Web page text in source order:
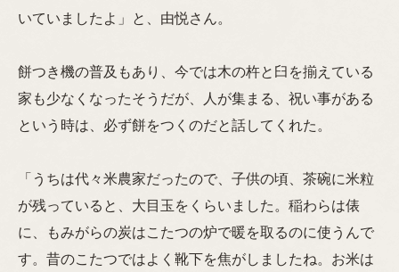
いていましたよ」と、由悦さん。
餅つき機の普及もあり、今では木の杵と臼を揃えている
家も少なくなったそうだが、人が集まる、祝い事がある
という時は、必ず餅をつくのだと話してくれた。
「うちは代々米農家だったので、子供の頃、茶碗に米粒
が残っていると、大目玉をくらいました。稲わらは俵
に、もみがらの炭はこたつの炉で暖を取るのに使うんで
す。昔のこたつではよく靴下を焦がしましたね。お米は